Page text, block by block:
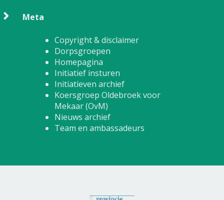
Meta
Copyright & disclaimer
Dorpsgroepen
Homepagina
Initiatief insturen
Initiatieven archief
Koersgroep Oldebroek voor
Mekaar (OvM)
Nieuws archief
Team en ambassadeurs